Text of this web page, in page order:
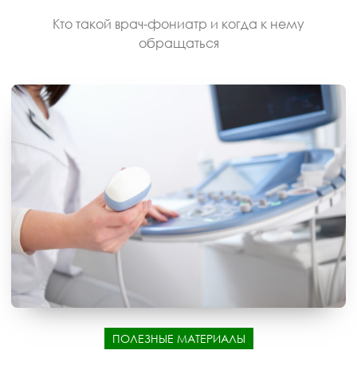
Кто такой врач-фониатр и когда к нему
обращаться
ПОЛЕЗНЫЕ МАТЕРИАЛЫ